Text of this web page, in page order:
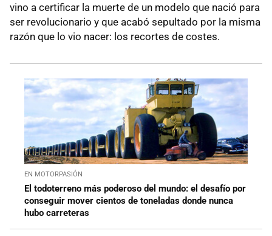
vino a certificar la muerte de un modelo que nació para
ser revolucionario y que acabó sepultado por la misma
razón que lo vio nacer: los recortes de costes.
EN MOTORPASIÓN
El todoterreno más poderoso del mundo: el desafío por
conseguir mover cientos de toneladas donde nunca
hubo carreteras